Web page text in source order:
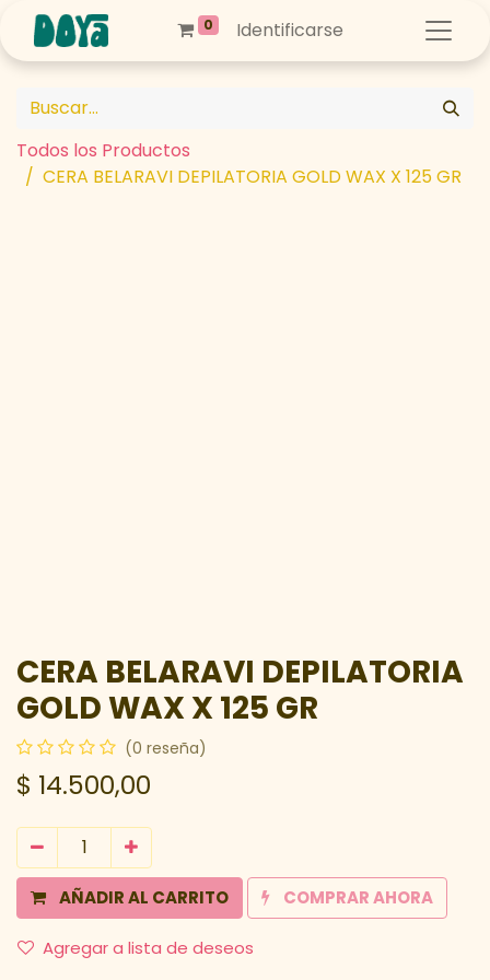
0 Identificarse
Todos los Productos
CERA BELARAVI DEPILATORIA GOLD WAX X 125 GR
CERA BELARAVI DEPILATORIA
GOLD WAX X 125 GR
(0 reseña)
$ 14.500,00
AÑADIR AL CARRITO COMPRAR AHORA
Agregar a lista de deseos